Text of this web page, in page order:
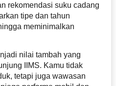
rekomendasi suku cadang
tipe dan tahun
meminimalkan
nilai tambah yang
IIMS. Kamu tidak
tetapi juga wawasan